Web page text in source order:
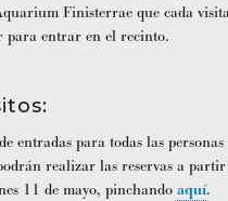
Finisterrae que cada
para entrar en el recinto.
:
entradas para todas las personas
realizar las reservas a partir
11 de mayo, pinchando aquí.